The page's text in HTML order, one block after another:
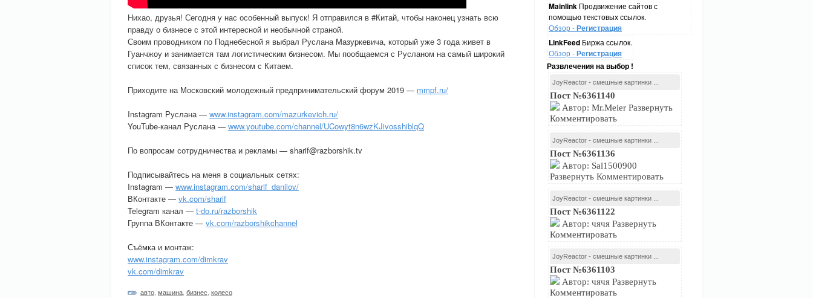
Mainlink Продвижение сайтов с
помощью текстовых ссылок.
Обзор -Регистрация
LinkFeed Биржа ссылок.
Обзор -Регистрация
Развлечения на выбор !
JoyReactor - смешные картинки ...
Пост №6361140
Автор: Mr.Meier Развернуть
Комментировать
JoyReactor - смешные картинки ...
Пост №6361136
Автор: Sal1500900
Развернуть Комментировать
JoyReactor - смешные картинки ...
Пост №6361122
Автор: чячя Развернуть
Комментировать
JoyReactor - смешные картинки ...
Пост №6361103
Автор: чячя Развернуть
Комментировать
Нихао, друзья! Сегодня у нас особенный выпуск! Я отправился в #Китай, чтобы наконец узнать всю
правду о бизнесе с этой интересной и необычной страной.
Своим проводником по Поднебесной я выбрал Руслана Мазуркевича, который уже 3 года живет в
Гуанчжоу и занимается там логистическим бизнесом. Мы пообщаемся с Русланом на самый широкий
список тем, связанных с бизнесом с Китаем.
Приходите на Московский молодежный предпринимательский форум 2019 — mmpf.ru/
Instagram Руслана — www.instagram.com/mazurkevich.ru/
YouTube-канал Руслана — www.youtube.com/channel/UCowyt8n6wzKJivosshiblqQ
По вопросам сотрудничества и рекламы — sharif@razborshik.tv
Подписывайтесь на меня в социальных сетях:
Instagram — www.instagram.com/sharif_danilov/
ВКонтакте — vk.com/sharif
Telegram канал — t-do.ru/razborshik
Группа ВКонтакте — vk.com/razborshikchannel
Съёмка и монтаж:
www.instagram.com/dimkrav
vk.com/dimkrav
авто машина бизнес колесо